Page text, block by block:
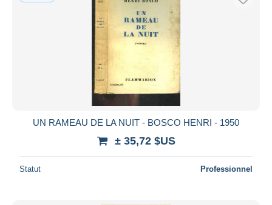
UN RAMEAU DE LA NUIT - BOSCO HENRI - 1950
± 35,72 $US
Statut Professionnel